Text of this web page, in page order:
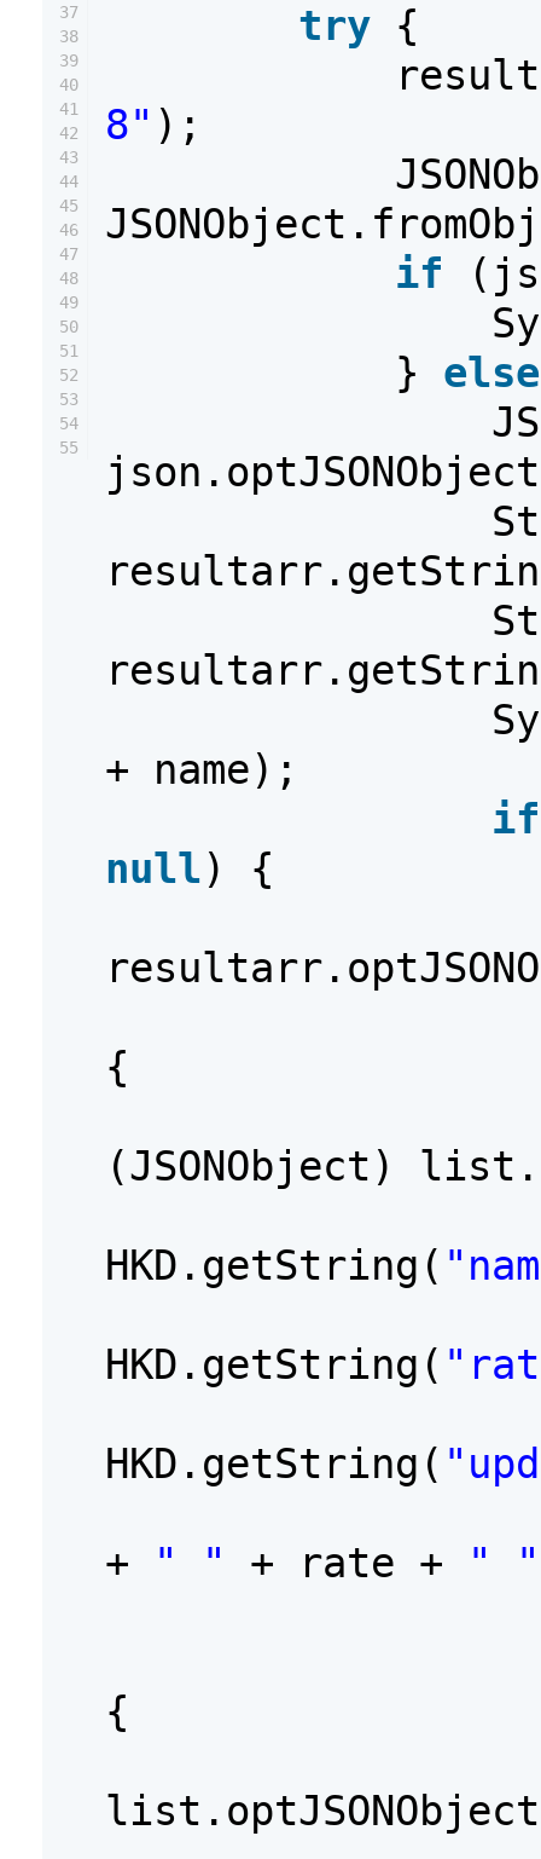
37
38
39
40
41
42
43
44
45
46
47
48
49
50
51
52
53
54
55
try {
8" );
if
} else
+ name);
if
null) {
{
(JSONObject)
HKD.getString(
HKD.getString(
HKD.getString(
+ " " + rate + " "
{